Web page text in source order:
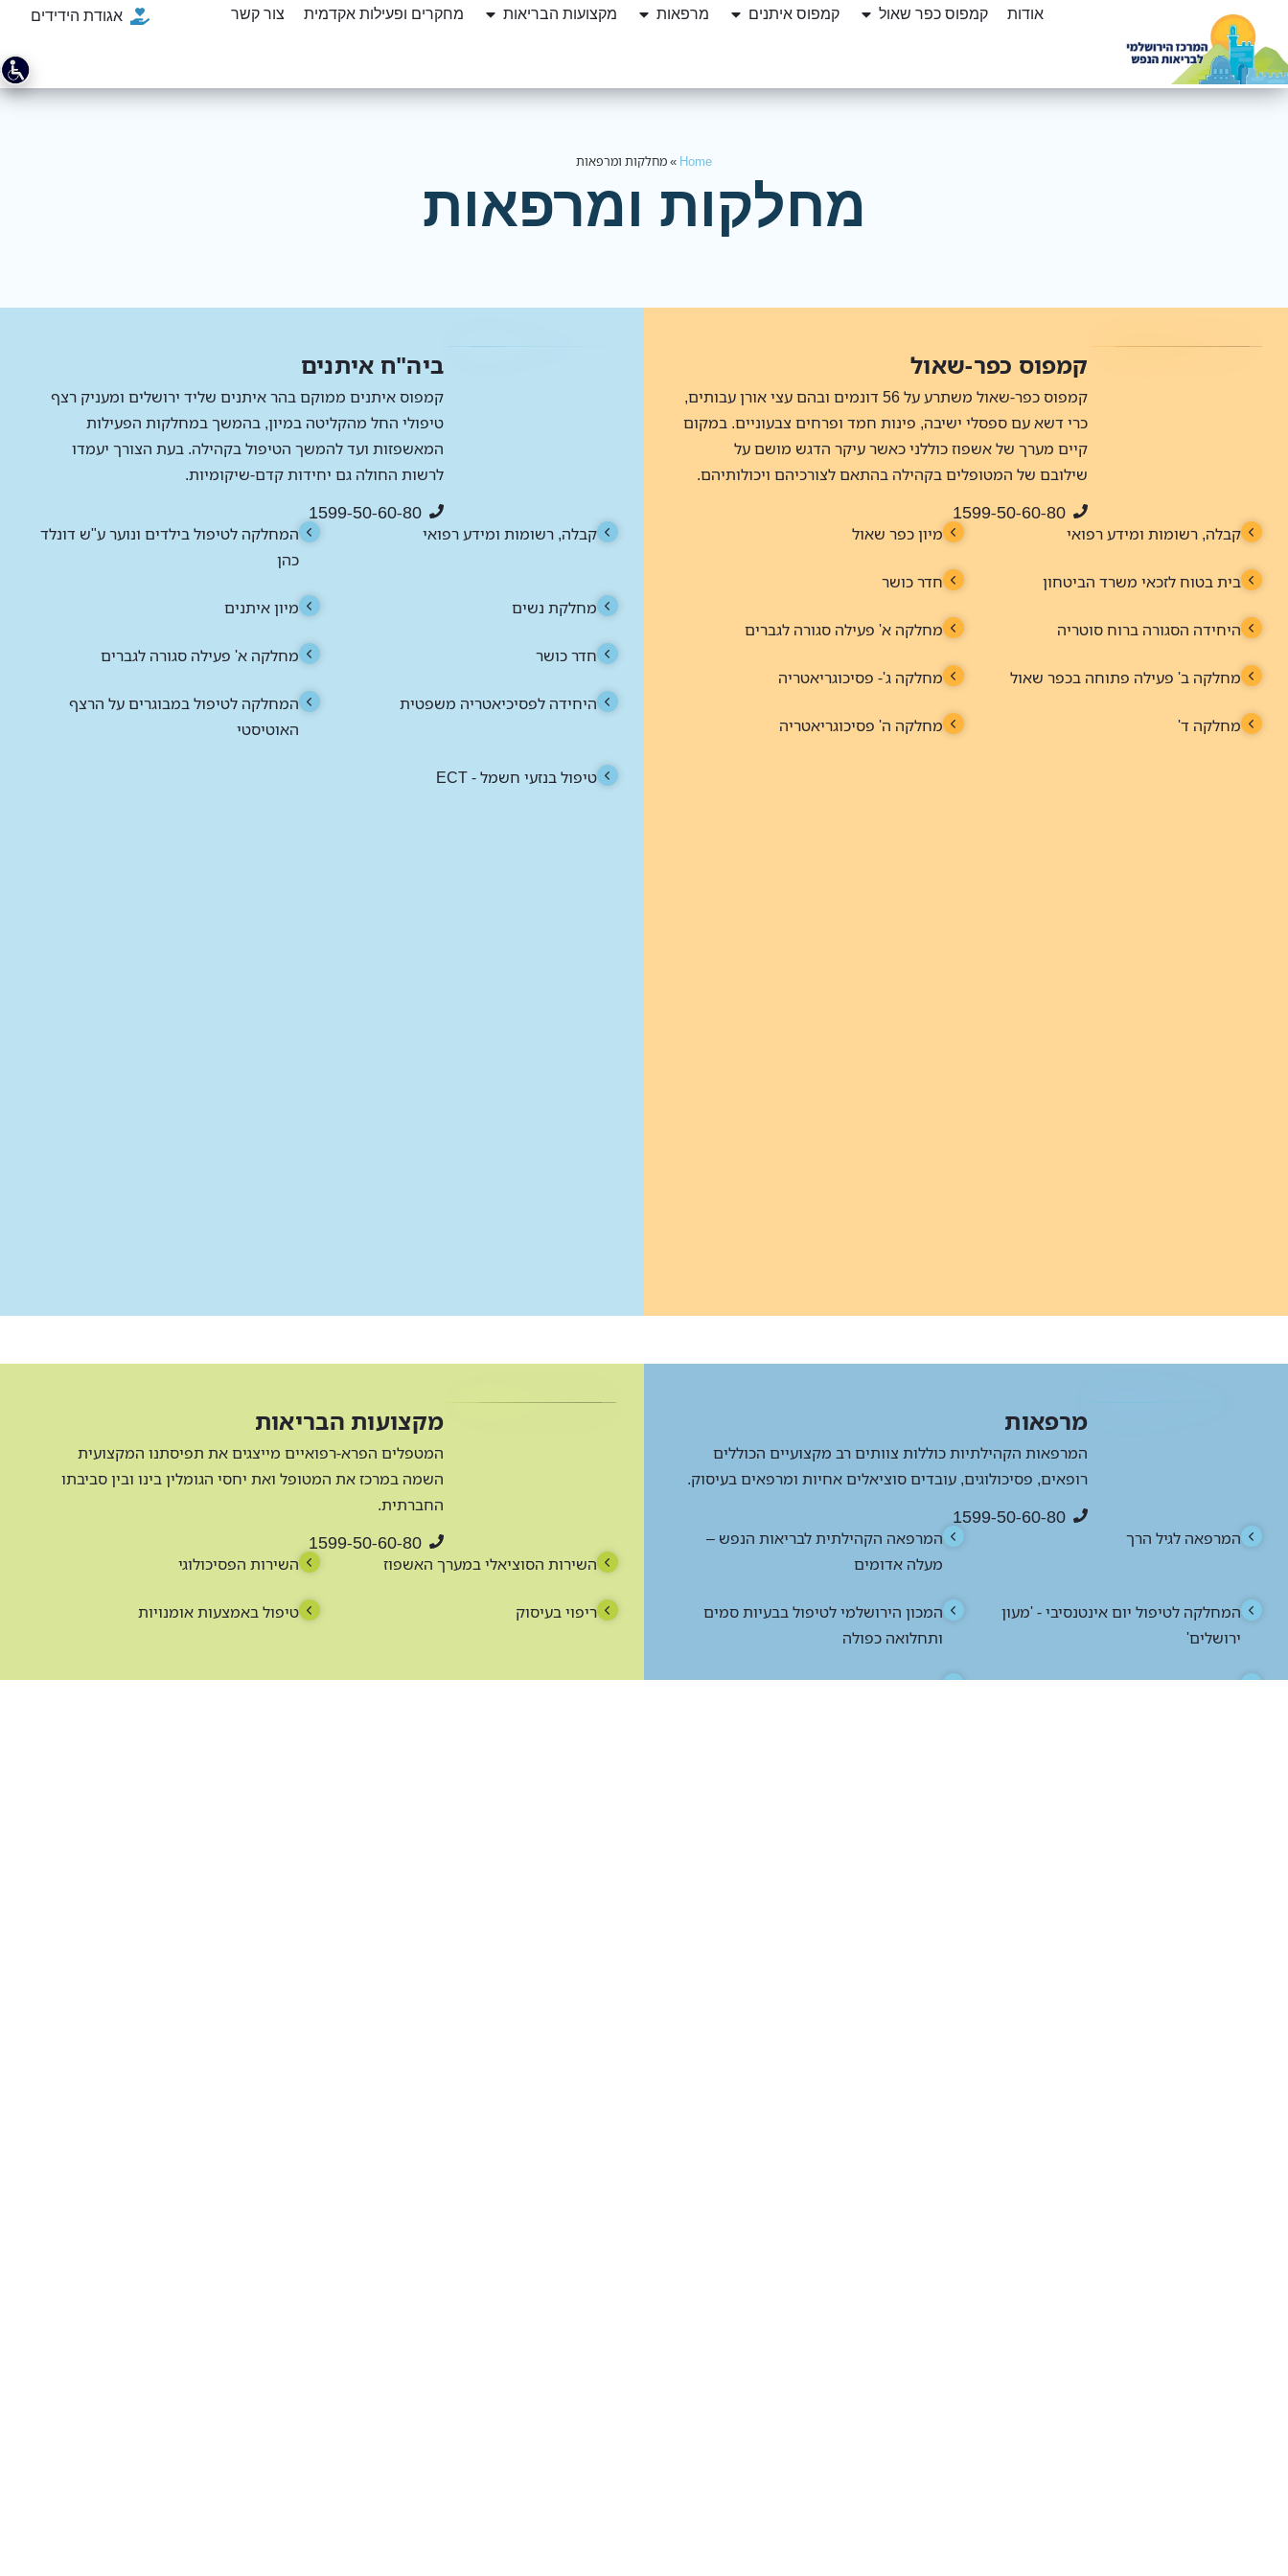
אודות קמפוס כפר שאול קמפוס איתנים מרפאות מקצועות הבריאות מחקרים ופעילות אקדמית צור קשר אגודת הידידים
Home
»מחלקות ומרפאות
מחלקות ומרפאות
קמפוס כפר-שאול
קמפוס כפר-שאול משתרע על 56 דונמים ובהם עצי אורן עבותים,
כרי דשא עם ספסלי ישיבה, פינות חמד ופרחים צבעוניים. במקום
קיים מערך של אשפוז כוללני כאשר עיקר הדגש מושם על
שילובם של המטופלים בקהילה בהתאם לצורכיהם ויכולותיהם.
1599-50-60-80
קבלה, רשומות ומידע רפואי מיון כפר שאול
בית בטוח לזכאי משרד הביטחון חדר כושר
היחידה הסגורה ברוח סוטריה מחלקה א' פעילה סגורה לגברים
מחלקה ב' פעילה פתוחה בכפר שאול מחלקה ג'- פסיכוגריאטריה
מחלקה ד' מחלקה ה' פסיכוגריאטריה
ביה"ח איתנים
קמפוס איתנים ממוקם בהר איתנים שליד ירושלים ומעניק רצף
טיפולי החל מהקליטה במיון, בהמשך במחלקות הפעילות
המאשפזות ועד להמשך הטיפול בקהילה. בעת הצורך יעמדו
לרשות החולה גם יחידות קדם-שיקומיות.
1599-50-60-80
קבלה, רשומות ומידע רפואי
המחלקה לטיפול בילדים ונוער ע"ש דונלד
כהן
מחלקת נשים מיון איתנים
חדר כושר מחלקה א' פעילה סגורה לגברים
היחידה לפסיכיאטריה משפטית
המחלקה לטיפול במבוגרים על הרצף
האוטיסטי
טיפול בנזעי חשמל - ECT
מרפאות
המרפאות הקהילתיות כוללות צוותים רב מקצועיים הכוללים
רופאים, פסיכולוגים, עובדים סוציאלים אחיות ומרפאים בעיסוק.
1599-50-60-80
המרפאה לגיל הרך
המרפאה הקהילתית לבריאות הנפש –
מעלה אדומים
המחלקה לטיפול יום אינטנסיבי - 'מעון
ירושלים'
המכון הירושלמי לטיפול בבעיות סמים
ותחלואה כפולה
תחנה לבריאות הנפש קריית יובל - ילדים
תחנה לבריאות הנפש קריית יובל -
מקצועות הבריאות
המטפלים הפרא-רפואיים מייצגים את תפיסתנו המקצועית
השמה במרכז את המטופל ואת יחסי הגומלין בינו ובין סביבתו
החברתית.
1599-50-60-80
השירות הסוציאלי במערך האשפוז השירות הפסיכולוגי
ריפוי בעיסוק טיפול באמצעות אומנויות